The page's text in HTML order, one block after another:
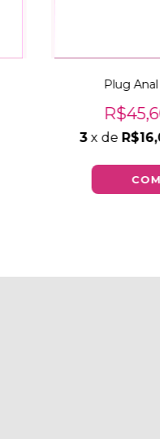
Plug
3 x de